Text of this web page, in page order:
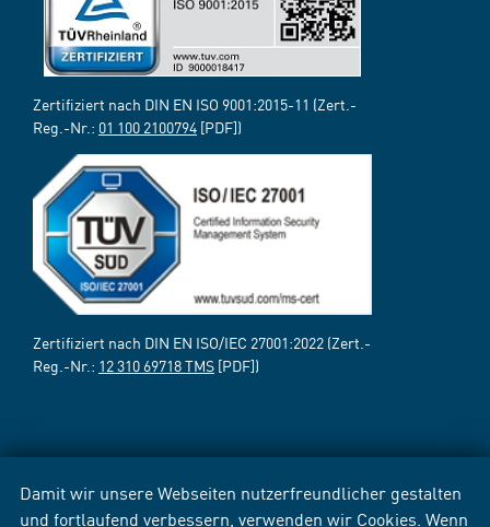
Damit wir unsere Webseiten nutzerfreundlicher gestalten
und fortlaufend verbessern, verwenden wir Cookies. Wenn
Zertifiziert nach DIN EN ISO 9001:2015-11 (Zert.-
Reg.-Nr.: 01 100 2100794 [PDF])
Zertifiziert nach DIN EN ISO/IEC 27001:2022 (Zert.-
Reg.-Nr.: 12 310 69718 TMS [PDF])